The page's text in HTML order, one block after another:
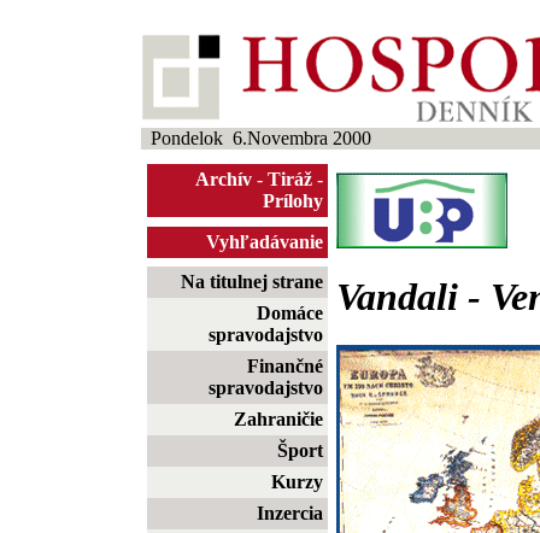
Pondelok 6.Novembra 2000
Archív - Tiráž -
Prílohy
Vyhľadávanie
Na titulnej strane
Domáce
spravodajstvo
Finančné
spravodajstvo
Zahraničie
Šport
Kurzy
Inzercia
Vandali -